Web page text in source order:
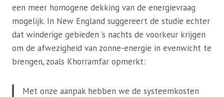
een meer homogene dekking van de energievraag
mogelijk. In New England suggereert de studie echter
dat winderige gebieden ’s nachts de voorkeur krijgen
om de afwezigheid van zonne-energie in evenwicht te
brengen, zoals Khorramfar opmerkt:
Met onze aanpak hebben we de systeemkosten